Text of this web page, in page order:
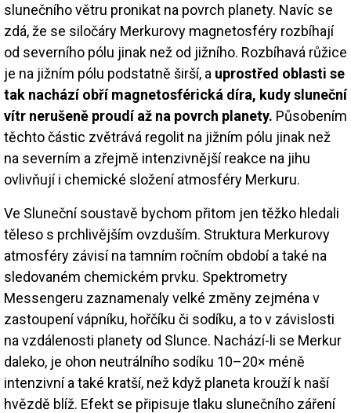
slunečního větru pronikat na povrch planety. Navíc se
zdá, že se siločáry Merkurovy magnetosféry rozbíhají
od severního pólu jinak než od jižního. Rozbíhavá růžice
je na jižním pólu podstatně širší, a uprostřed oblasti se
tak nachází obří magnetosférická díra, kudy sluneční
vítr nerušeně proudí až na povrch planety. Působením
těchto částic zvětrává regolit na jižním pólu jinak než
na severním a zřejmě intenzivnější reakce na jihu
ovlivňují i chemické složení atmosféry Merkuru.
Ve Sluneční soustavě bychom přitom jen těžko hledali
těleso s prchlivějším ovzduším. Struktura Merkurovy
atmosféry závisí na tamním ročním období a také na
sledovaném chemickém prvku. Spektrometry
Messengeru zaznamenaly velké změny zejména v
zastoupení vápníku, hořčíku či sodíku, a to v závislosti
na vzdálenosti planety od Slunce. Nachází-li se Merkur
daleko, je ohon neutrálního sodíku 10–20× méně
intenzivní a také kratší, než když planeta krouží k naší
hvězdě blíž. Efekt se připisuje tlaku slunečního záření